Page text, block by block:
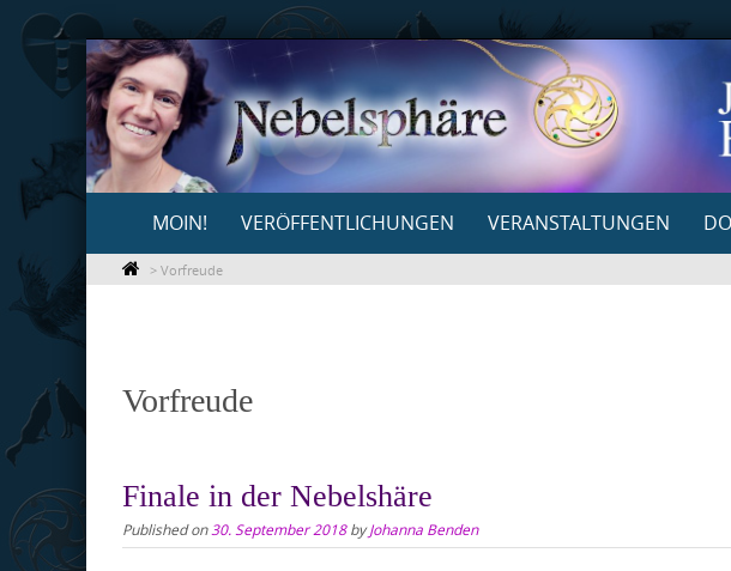
Skip
to
content
content
MOIN! VERÖFFENTLICHUNGEN VERANSTALTUNGEN
> Vorfreude
Vorfreude
Finale in der Nebelshäre
Published on 30. September 2018byJohanna Benden